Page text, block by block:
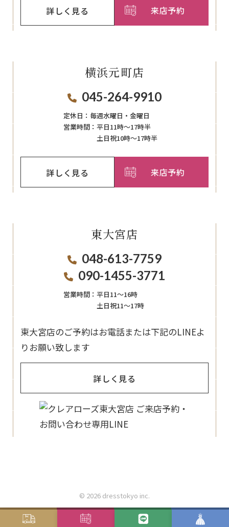
詳しく見る 来店予約
横浜元町店
045-264-9910
定休日： 毎週⽔曜⽇‧⾦曜⽇
営業時間： 平日11時～17時半
土日祝10時～17時半
詳しく見る 来店予約
東大宮店
048-613-7759
090-1455-3771
営業時間： 平日11〜16時
土日祝11〜17時
東大宮店のご予約はお電話または下記のLINEよ
りお願い致します
詳しく見る
© 2026 dresstokyo inc.